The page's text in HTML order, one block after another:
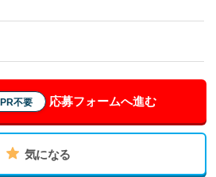
不要 応募フォームへ進む
気になる